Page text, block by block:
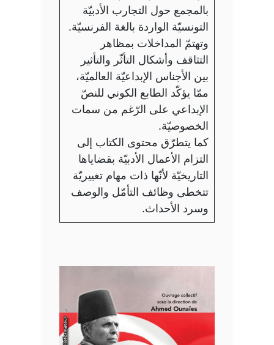
بالمجمع حول التجارب الأدبيّة
التونسيّة الواردة بالغة الفرنسيّة.
وتهتمّ المداخلات بمظاهر
التثاقف وأشكال التأثّر والتأثير
بين الأجناس الإبداعيّة العالميّة،
ممّا يؤكّد الطابع الكوني للنصّ
الإبداعي على الرّغم من سمات
الخصوصيّة.
كما يتطرّق محتوى الكتاب إلى
التزام الأعمال الأدبيّة بقضاياها
التاريخيّة لأنّها ذات مهام تغييريّة
تتخطى وظائف التأمّل والوصف
وسرد الأحداث.